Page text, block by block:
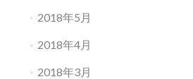
2018年5月
2018年4月
2018年3月